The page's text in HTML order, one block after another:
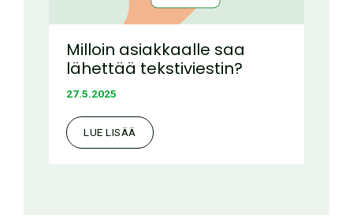
Milloin asiakkaalle saa
lähettää tekstiviestin?
27.5.2025
LUE LISÄÄ